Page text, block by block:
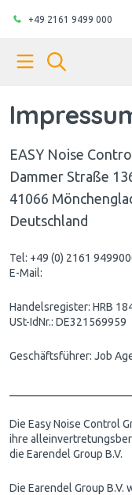
+49 2161 9499 000
EASY Noise
Dammer Straße
41066
Deutschland
Tel: +49 (0) 2161
E-Mail:
Handelsregister: HRB
USt-IdNr.: DE321569959
Geschäftsführer: Job
Die Easy Noise Control
ihre
die Earendel Group B.V.
Die Earendel Group